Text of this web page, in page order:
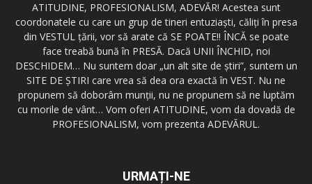
ATITUDINE, PROFESIONALISM, ADEVĂR! Acestea sunt
coordonatele cu care un grup de tineri entuziaşti, căliţi în presa
din VESTUL ţării, vor să arate că SE POATE!! ÎNCĂ se poate
face treabă bună în PRESĂ. Dacă UNII ÎNCHID, noi
DESCHIDEM… Nu suntem doar „un alt site de ştiri”, suntem un
SITE DE ŞTIRI care vrea să dea ora exactă în VEST. Nu ne
propunem să doborâm munţii, nu ne propunem să ne luptăm
cu morile de vânt… Vom oferi ATITUDINE, vom da dovadă de
PROFESIONALISM, vom prezenta ADEVĂRUL.
URMAȚI-NE